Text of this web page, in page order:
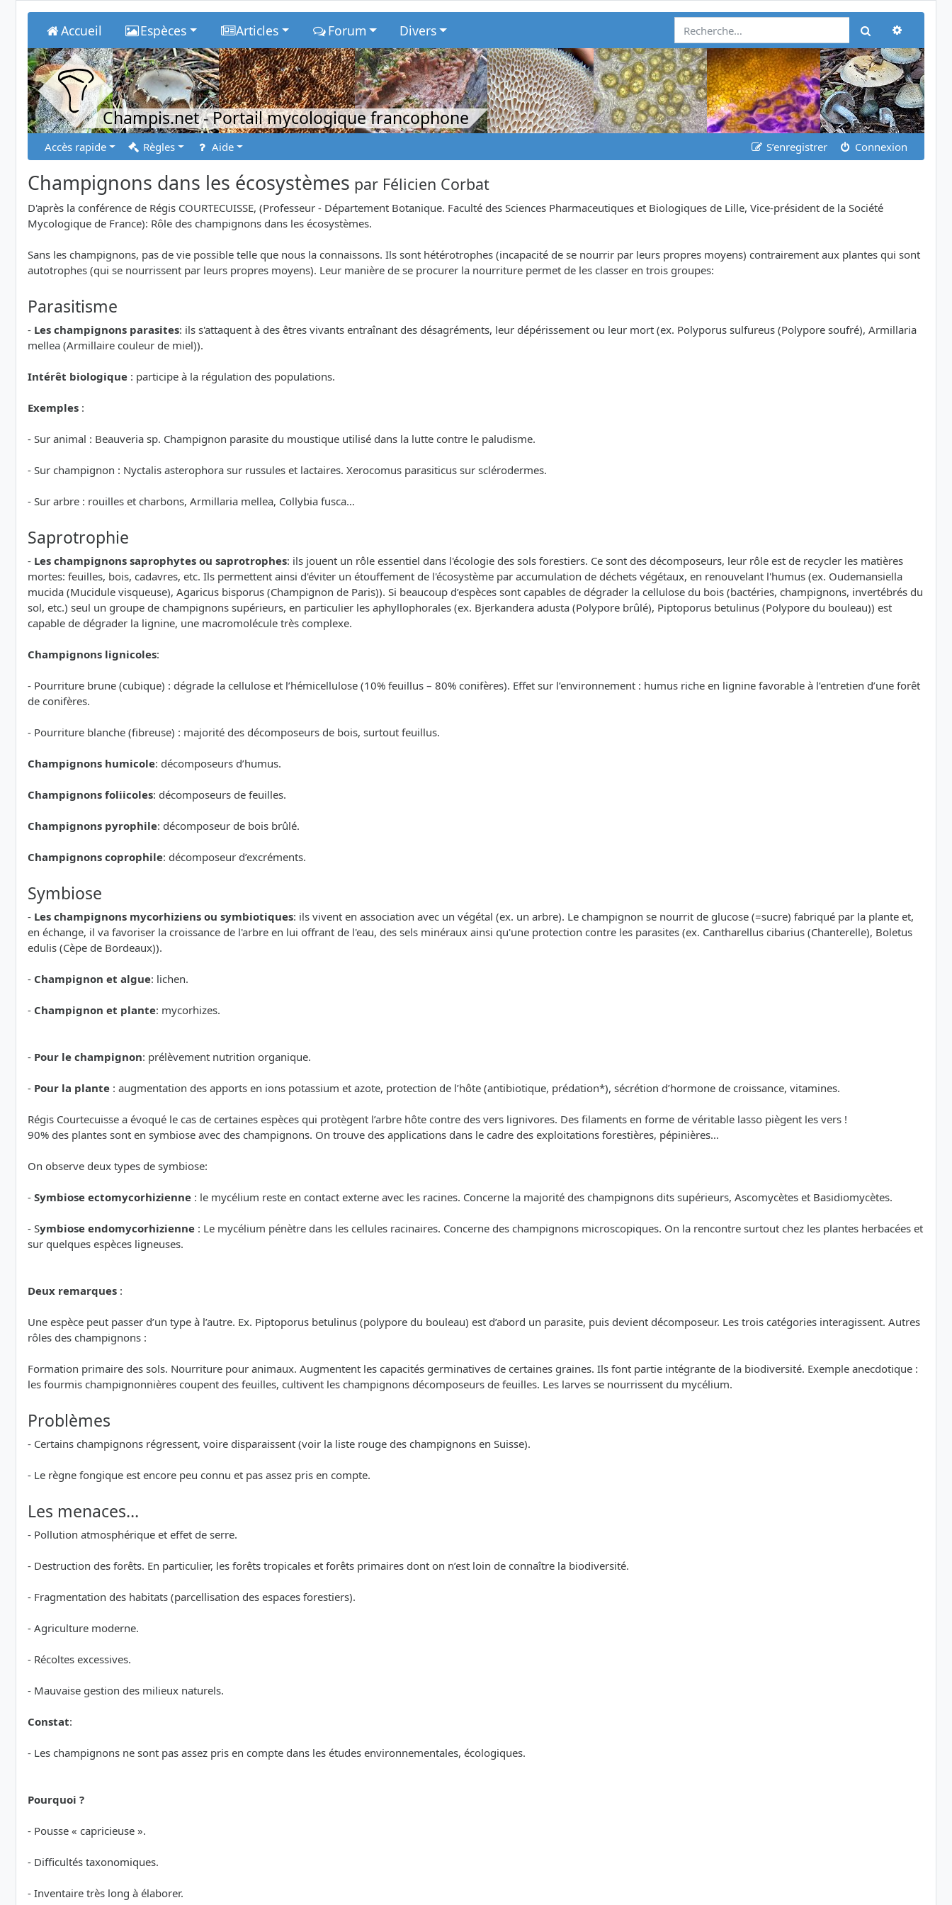
Accueil Espèces Articles Forum Divers Rechercher
Champis.net- Portail mycologique francophone
Accès rapide Règles Aide S’enregistrer Connexion
Champignons dans les écosystèmes par Félicien Corbat
D'après la conférence de Régis COURTECUISSE, (Professeur - Département Botanique. Faculté des Sciences Pharmaceutiques et Biologiques de Lille, Vice-président de la Société
Mycologique de France): Rôle des champignons dans les écosystèmes.
Sans les champignons, pas de vie possible telle que nous la connaissons. Ils sont hétérotrophes (incapacité de se nourrir par leurs propres moyens) contrairement aux plantes qui sont
autotrophes (qui se nourrissent par leurs propres moyens). Leur manière de se procurer la nourriture permet de les classer en trois groupes:
Parasitisme
- Les champignons parasites: ils s'attaquent à des êtres vivants entraînant des désagréments, leur dépérissement ou leur mort (ex. Polyporus sulfureus (Polypore soufré), Armillaria
mellea (Armillaire couleur de miel)).
Intérêt biologique : participe à la régulation des populations.
Exemples :
- Sur animal : Beauveria sp. Champignon parasite du moustique utilisé dans la lutte contre le paludisme.
- Sur champignon : Nyctalis asterophora sur russules et lactaires. Xerocomus parasiticus sur sclérodermes.
- Sur arbre : rouilles et charbons, Armillaria mellea, Collybia fusca…
Saprotrophie
- Les champignons saprophytes ou saprotrophes: ils jouent un rôle essentiel dans l'écologie des sols forestiers. Ce sont des décomposeurs, leur rôle est de recycler les matières
mortes: feuilles, bois, cadavres, etc. Ils permettent ainsi d'éviter un étouffement de l'écosystème par accumulation de déchets végétaux, en renouvelant l'humus (ex. Oudemansiella
mucida (Mucidule visqueuse), Agaricus bisporus (Champignon de Paris)). Si beaucoup d’espèces sont capables de dégrader la cellulose du bois (bactéries, champignons, invertébrés du
sol, etc.) seul un groupe de champignons supérieurs, en particulier les aphyllophorales (ex. Bjerkandera adusta (Polypore brûlé), Piptoporus betulinus (Polypore du bouleau)) est
capable de dégrader la lignine, une macromolécule très complexe.
Champignons lignicoles:
- Pourriture brune (cubique) : dégrade la cellulose et l’hémicellulose (10% feuillus – 80% conifères). Effet sur l’environnement : humus riche en lignine favorable à l’entretien d’une forêt
de conifères.
- Pourriture blanche (fibreuse) : majorité des décomposeurs de bois, surtout feuillus.
Champignons humicole: décomposeurs d’humus.
Champignons foliicoles: décomposeurs de feuilles.
Champignons pyrophile: décomposeur de bois brûlé.
Champignons coprophile: décomposeur d’excréments.
Symbiose
- Les champignons mycorhiziens ou symbiotiques: ils vivent en association avec un végétal (ex. un arbre). Le champignon se nourrit de glucose (=sucre) fabriqué par la plante et,
en échange, il va favoriser la croissance de l'arbre en lui offrant de l'eau, des sels minéraux ainsi qu'une protection contre les parasites (ex. Cantharellus cibarius (Chanterelle), Boletus
edulis (Cèpe de Bordeaux)).
- Champignon et algue: lichen.
- Champignon et plante: mycorhizes.
- Pour le champignon: prélèvement nutrition organique.
- Pour la plante : augmentation des apports en ions potassium et azote, protection de l’hôte (antibiotique, prédation*), sécrétion d’hormone de croissance, vitamines.
Régis Courtecuisse a évoqué le cas de certaines espèces qui protègent l’arbre hôte contre des vers lignivores. Des filaments en forme de véritable lasso piègent les vers !
90% des plantes sont en symbiose avec des champignons. On trouve des applications dans le cadre des exploitations forestières, pépinières…
On observe deux types de symbiose:
- Symbiose ectomycorhizienne : le mycélium reste en contact externe avec les racines. Concerne la majorité des champignons dits supérieurs, Ascomycètes et Basidiomycètes.
- Symbiose endomycorhizienne : Le mycélium pénètre dans les cellules racinaires. Concerne des champignons microscopiques. On la rencontre surtout chez les plantes herbacées et
sur quelques espèces ligneuses.
Deux remarques :
Une espèce peut passer d’un type à l’autre. Ex. Piptoporus betulinus (polypore du bouleau) est d’abord un parasite, puis devient décomposeur. Les trois catégories interagissent. Autres
rôles des champignons :
Formation primaire des sols. Nourriture pour animaux. Augmentent les capacités germinatives de certaines graines. Ils font partie intégrante de la biodiversité. Exemple anecdotique :
les fourmis champignonnières coupent des feuilles, cultivent les champignons décomposeurs de feuilles. Les larves se nourrissent du mycélium.
Problèmes
- Certains champignons régressent, voire disparaissent (voir la liste rouge des champignons en Suisse).
- Le règne fongique est encore peu connu et pas assez pris en compte.
Les menaces…
- Pollution atmosphérique et effet de serre.
- Destruction des forêts. En particulier, les forêts tropicales et forêts primaires dont on n’est loin de connaître la biodiversité.
- Fragmentation des habitats (parcellisation des espaces forestiers).
- Agriculture moderne.
- Récoltes excessives.
- Mauvaise gestion des milieux naturels.
Constat:
- Les champignons ne sont pas assez pris en compte dans les études environnementales, écologiques.
Pourquoi ?
- Pousse « capricieuse ».
- Difficultés taxonomiques.
- Inventaire très long à élaborer.